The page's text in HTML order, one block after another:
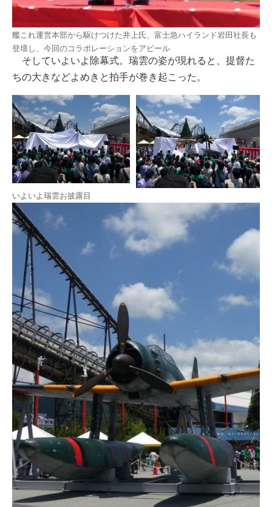
艦これ運営本部から駆けつけた井上氏、富士急ハイランド岩田社長も
登壇し、今回のコラボレーションをアピール
そしていよいよ除幕式。瑞雲の姿が現れると、提督た
ちの大きなどよめきと拍手が巻き起こった。
いよいよ瑞雲お披露目